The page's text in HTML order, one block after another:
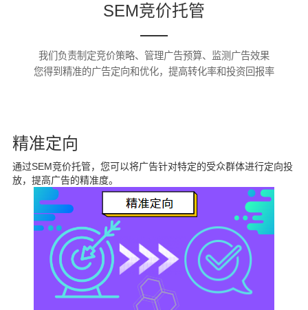
SEM竞价托管
我们负责制定竞价策略、管理广告预算、监测广告效果
您得到精准的广告定向和优化，提高转化率和投资回报率
精准定向
通过SEM竞价托管，您可以将广告针对特定的受众群体进行定向投
放，提高广告的精准度。